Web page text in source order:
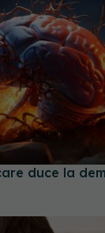
duce la